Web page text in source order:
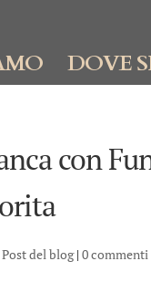
DOVE
con
Post del blog| 0 commenti